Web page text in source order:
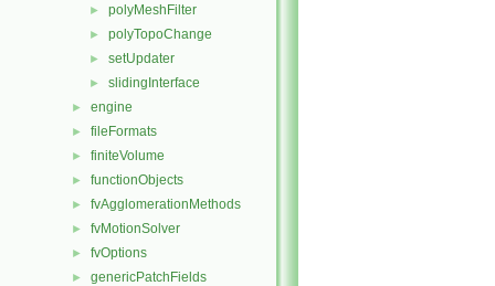
► polyMeshFilter
► polyTopoChange
► setUpdater
► slidingInterface
► engine
► fileFormats
► finiteVolume
► functionObjects
► fvAgglomerationMethods
► fvMotionSolver
► fvOptions
► genericPatchFields